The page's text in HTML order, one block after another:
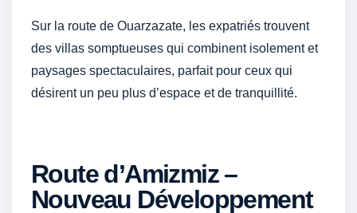
Sur la route de Ouarzazate, les expatriés trouvent
des villas somptueuses qui combinent isolement et
paysages spectaculaires, parfait pour ceux qui
désirent un peu plus d’espace et de tranquillité.
Route d’Amizmiz –
Nouveau Développement